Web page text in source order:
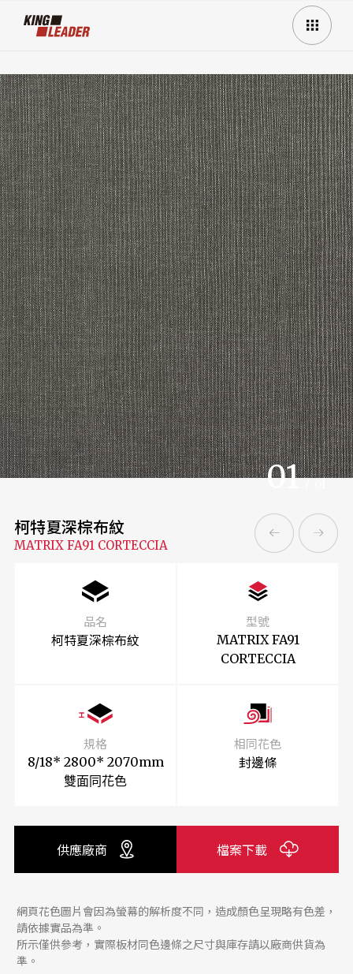
柯特夏深棕布紋
MATRIX FA91 CORTECCIA
品名
柯特夏深棕布紋
型號
MATRIX FA91
CORTECCIA
規格
8/18* 2800* 2070mm
雙面同花色
相同花色
封邊條
供應廠商 檔案下載
01
網頁花色圖片會因為螢幕的解析度不同，造成顏色呈現略有色差，
請依據實品為準。
所示僅供參考，實際板材同色邊條之尺寸與庫存請以廠商供貨為
準。